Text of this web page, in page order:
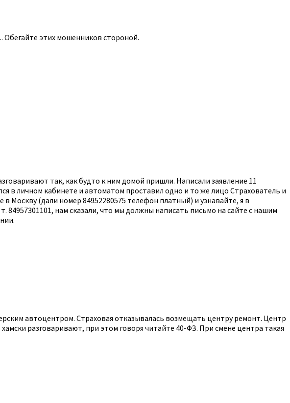
Обегайте этих мошенников стороной.
так, как будто к ним домой пришли. Написали заявление 11
в личном кабинете и автоматом проставил одно и то же лицо Страхователь и
Москву (дали номер 84952280575 телефон платный) и узнавайте, я в
нам сказали, что мы должны написать письмо на сайте с нашим
автоцентром. Страховая отказывалась возмещать центру ремонт. Центр
разговаривают, при этом говоря читайте 40-ФЗ. При смене центра такая